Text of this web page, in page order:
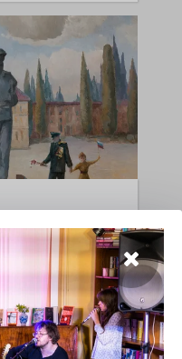
0
— новый масштабный
приглашает к
Коняшина.